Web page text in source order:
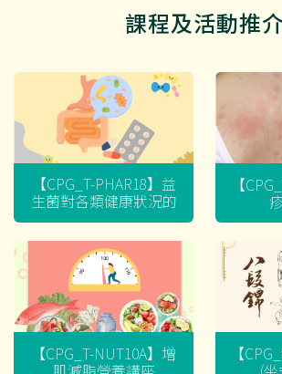
課程及活動推
【CPG_T-PHAR18】益
生菌對各類健康狀況的
迷思
【
【CPG_T-NUT10A】增 【